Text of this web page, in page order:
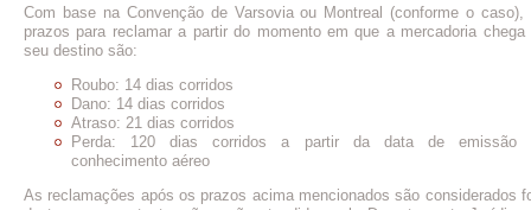
Com base na Convenção de Varsovia ou Montreal (conforme o caso),
prazos para reclamar a partir do momento em que a mercadoria chega
seu destino são:
Roubo: 14 dias corridos
Dano: 14 dias corridos
Atraso: 21 dias corridos
Perda: 120 dias corridos a partir da data de emissão
conhecimento aéreo
As reclamações após os prazos acima mencionados são considerados